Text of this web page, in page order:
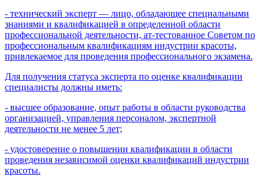
- технический эксперт — лицо, обладающее специальными
знаниями и квалификацией в определенной области
профессиональной деятельности, ат-тестованное Советом по
профессиональным квалификациям индустрии красоты,
привлекаемое для проведения профессионального экзамена.
Для получения статуса эксперта по оценке квалификации
специалисты должны иметь:
- высшее образование, опыт работы в области руководства
организацией, управления персоналом, экспертной
деятельности не менее 5 лет;
- удостоверение о повышении квалификации в области
проведения независимой оценки квалификаций индустрии
красоты.